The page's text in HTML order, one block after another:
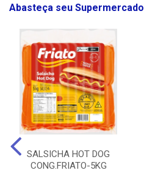
Abasteça seu Supermercado
SALSICHA HOT DOG
CONG.FRIATO-5KG